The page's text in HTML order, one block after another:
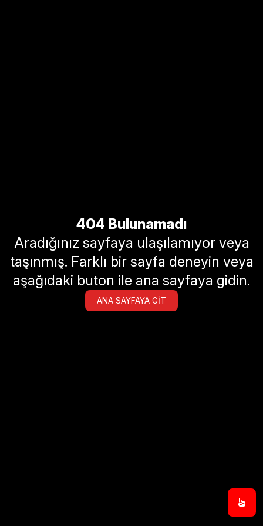
404 Bulunamadı
Aradığınız sayfaya ulaşılamıyor veya
taşınmış. Farklı bir sayfa deneyin veya
aşağıdaki buton ile ana sayfaya gidin.
ANA SAYFAYA GIT